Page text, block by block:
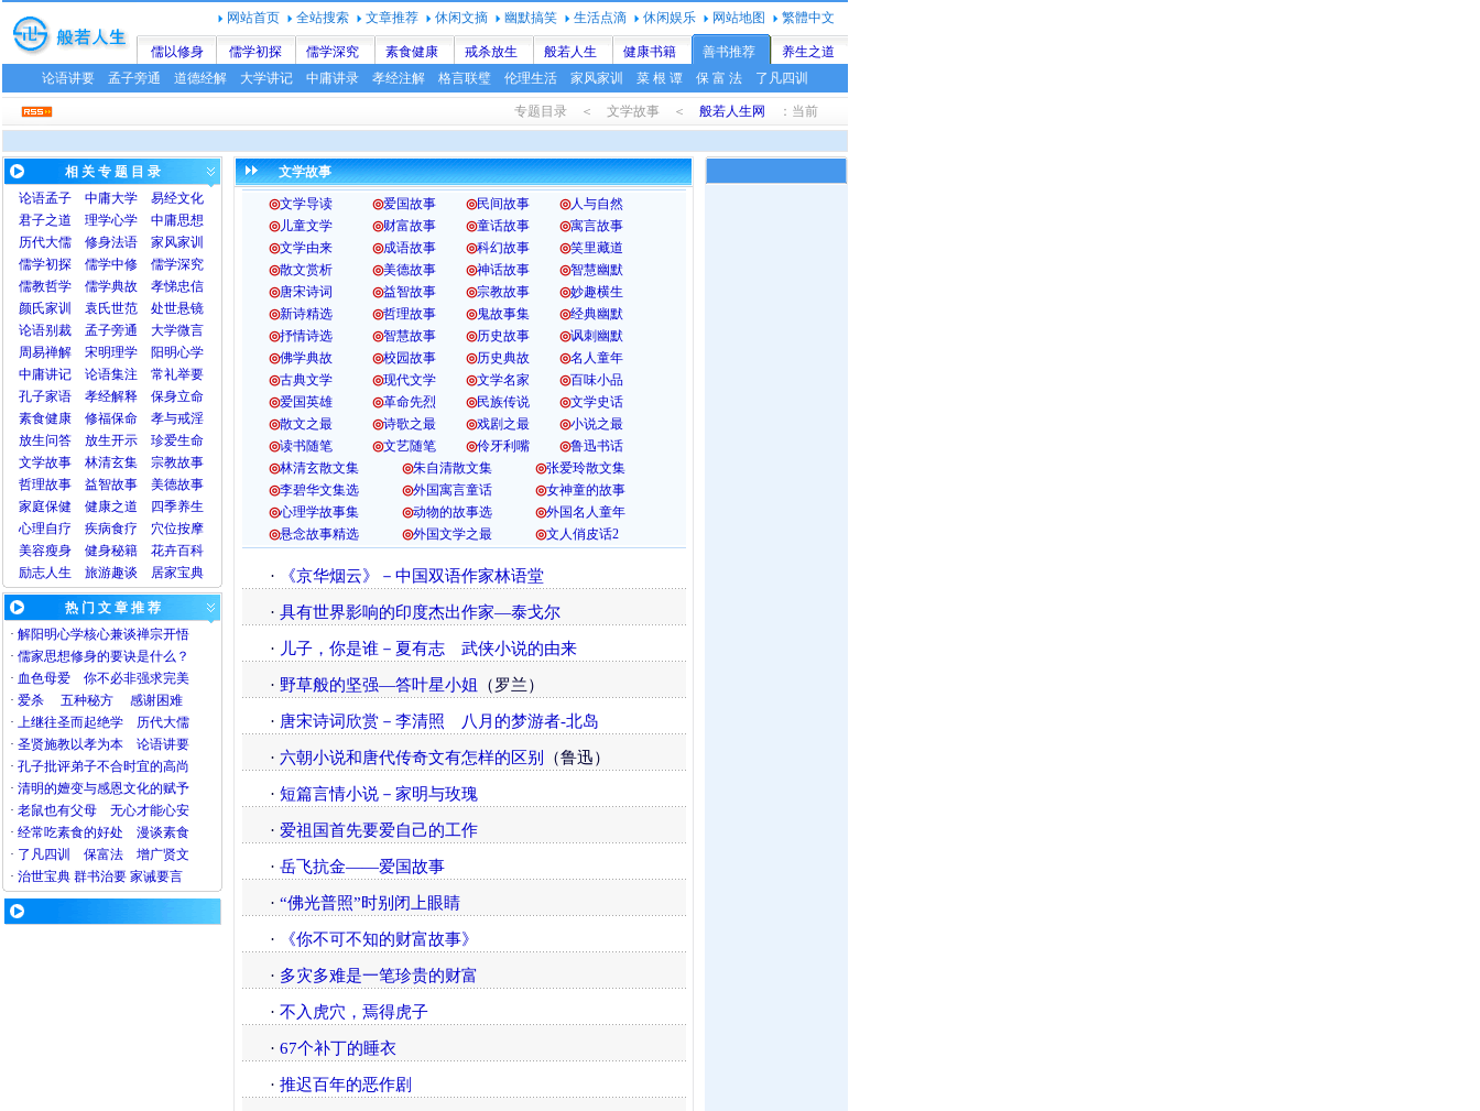
网站首页 全站搜索 文章推荐 休闲文摘 幽默搞笑 生活点滴 休闲娱乐 网站地图 繁體中文
儒以修身 儒学初探 儒学深究 素食健康 戒杀放生 般若人生 健康书籍 善书推荐
养生之道
论语讲要
孟子旁通 道德经解 大学讲记 中庸讲录 孝经注解 格言联璧 伦理生活 家风家训 菜 根 谭 保 富 法 了凡四训
专题目录 ＜ 文学故事 ＜ 般若人生网 ：当前
相 关 专 题 目 录
论语孟子 中庸大学
易经文化
君子之道
理学心学
中庸思想
历代大儒
修身法语
家风家训
儒学初探
儒学中修
儒学深究
儒教哲学
儒学典故
孝悌忠信
颜氏家训
袁氏世范
处世悬镜
论语别裁
孟子旁通
大学微言
周易禅解
宋明理学
阳明心学
中庸讲记
论语集注
常礼举要
孔子家语
孝经解释
保身立命
素食健康
修福保命
孝与戒淫
放生问答
放生开示
珍爱生命
文学故事
林清玄集
宗教故事
哲理故事
益智故事
美德故事
家庭保健
健康之道
四季养生
心理自疗 疾病食疗 穴位按摩
美容瘦身 健身秘籍 花卉百科
励志人生
旅游趣谈 居家宝典
热 门 文 章 推 荐
· 解阳明心学核心兼谈禅宗开悟
· 儒家思想修身的要诀是什么？
· 血色母爱
你不必非强求完美
· 爱杀 五种秘方
感谢困难
· 上继往圣而起绝学
历代大儒
· 圣贤施教以孝为本
论语讲要
· 孔子批评弟子不合时宜的高尚
· 清明的嬗变与感恩文化的赋予
· 老鼠也有父母
无心才能心安
· 经常吃素食的好处
漫谈素食
· 了凡四训 保富法
增广贤文
· 治世宝典 群书治要 家诫要言
文学故事
◎文学导读 ◎爱国故事 ◎民间故事 ◎人与自然
◎儿童文学 ◎财富故事 ◎童话故事 ◎寓言故事
◎文学由来 ◎成语故事 ◎科幻故事 ◎笑里藏道
◎散文赏析 ◎美德故事 ◎神话故事 ◎智慧幽默
◎唐宋诗词 ◎益智故事 ◎宗教故事 ◎妙趣横生
◎新诗精选 ◎哲理故事 ◎鬼故事集 ◎经典幽默
◎抒情诗选 ◎智慧故事 ◎历史故事 ◎讽刺幽默
◎佛学典故 ◎校园故事 ◎历史典故 ◎名人童年
◎古典文学 ◎现代文学 ◎文学名家 ◎百味小品
◎爱国英雄 ◎革命先烈 ◎民族传说 ◎文学史话
◎散文之最 ◎诗歌之最 ◎戏剧之最 ◎小说之最
◎读书随笔 ◎文艺随笔 ◎伶牙利嘴 ◎鲁迅书话
◎林清玄散文集 ◎朱自清散文集 ◎张爱玲散文集
◎李碧华文集选 ◎外国寓言童话 ◎女神童的故事
◎心理学故事集 ◎动物的故事选 ◎外国名人童年
◎悬念故事精选 ◎外国文学之最 ◎文人俏皮话2
· 《京华烟云》－中国双语作家林语堂
· 具有世界影响的印度杰出作家—泰戈尔
· 儿子，你是谁－夏有志 武侠小说的由来
· 野草般的坚强—答叶星小姐 （罗兰）
· 唐宋诗词欣赏－李清照 八月的梦游者-北岛
· 六朝小说和唐代传奇文有怎样的区别 （鲁迅）
· 短篇言情小说－家明与玫瑰
· 爱祖国首先要爱自己的工作
· 岳飞抗金——爱国故事
· “佛光普照”时别闭上眼睛
· 《你不可不知的财富故事》
· 多灾多难是一笔珍贵的财富
· 不入虎穴，焉得虎子
· 67个补丁的睡衣
· 推迟百年的恶作剧